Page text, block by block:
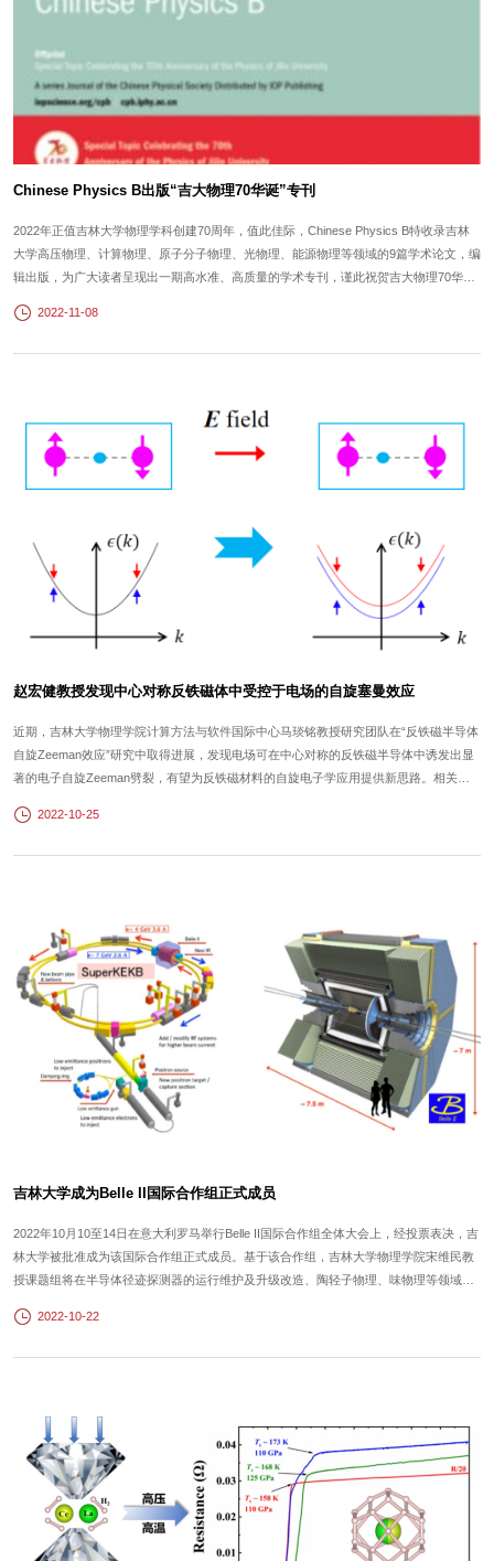
Chinese Physics B出版“吉大物理70华诞”专刊
2022年正值吉林大学物理学科创建70周年，值此佳际，Chinese Physics B特收录吉林
大学高压物理、计算物理、原子分子物理、光物理、能源物理等领域的9篇学术论文，编
辑出版，为广大读者呈现出一期高水准、高质量的学术专刊，谨此祝贺吉大物理70华
subjectId=1665990290861 Chinese Physics B创刊于1992年，是由中国科学院主管、中
2022-11-08
赵宏健教授发现中心对称反铁磁体中受控于电场的自旋塞曼效应
近期，吉林大学物理学院计算方法与软件国际中心马琰铭教授研究团队在“反铁磁半导体
自旋Zeeman效应”研究中取得进展，发现电场可在中心对称的反铁磁半导体中诱发出显
著的电子自旋Zeeman劈裂，有望为反铁磁材料的自旋电子学应用提供新思路。相关研
Controlled by an Electric Field”为题，于2022年10月24日在线发表于《物理评论快
2022-10-25
吉林大学成为Belle II国际合作组正式成员
2022年10月10至14日在意大利罗马举行Belle II国际合作组全体大会上，经投票表决，吉
林大学被批准成为该国际合作组正式成员。基于该合作组，吉林大学物理学院宋维民教
授课题组将在半导体径迹探测器的运行维护及升级改造、陶轻子物理、味物理等领域开
内，是迄今为止人类建造的亮度最高的正负电子对撞实验，是国际上高能物理实验高亮
2022-10-22